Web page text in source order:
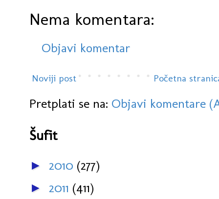
Nema komentara:
Objavi komentar
Noviji post Početna
Pretplati se na: Objavi komentare
Šufit
► 2010 (277)
► 2011 (411)